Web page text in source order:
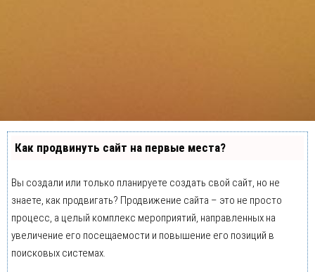
Как продвинуть сайт на первые места?
Вы создали или только планируете создать свой сайт, но не
знаете, как продвигать? Продвижение сайта – это не просто
процесс, а целый комплекс мероприятий, направленных на
увеличение его посещаемости и повышение его позиций в
поисковых системах.